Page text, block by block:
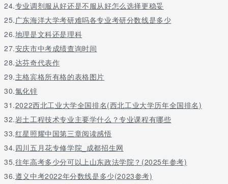
24.专业调剂服从好还是不服从好怎么选择更稳妥
25. 广东海洋大学考研难吗各专业考研分数线是多少
26.地理是文科还是理科
27.安庆市中考成绩查询时间
28.达芬奇代表作
29.主格宾格所有格的表格图片
30.氯化锌
31.2022西北工业大学全国排名(西北工业大学历年全国排名)
32.岩土工程技术专业主要学什么？专业课程有哪些
33.红星照耀中国第三章阅读感悟
34.四川五月花专修学院_成都招生网
35.往年高考多少分可以上山东政法学院？(2025年参考)
36.遵义中考2022年分数线是多少(2023参考)